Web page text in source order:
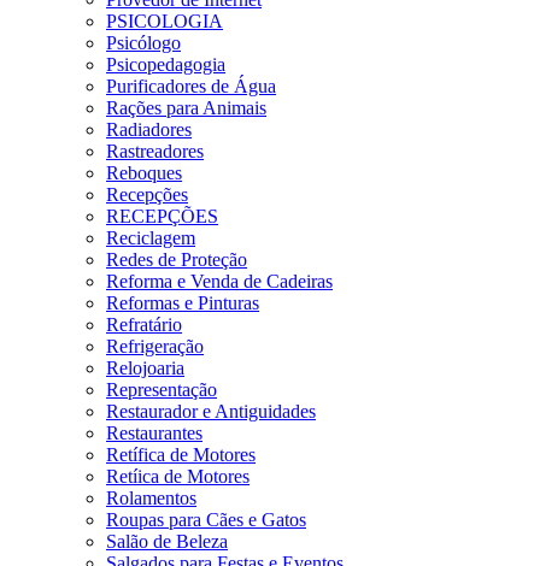
PSICOLOGIA
Psicólogo
Psicopedagogia
Purificadores de Água
Rações para Animais
Radiadores
Rastreadores
Reboques
Recepções
RECEPÇÕES
Reciclagem
Redes de Proteção
Reforma e Venda de Cadeiras
Reformas e Pinturas
Refratário
Refrigeração
Relojoaria
Representação
Restaurador e Antiguidades
Restaurantes
Retífica de Motores
Retíica de Motores
Rolamentos
Roupas para Cães e Gatos
Salão de Beleza